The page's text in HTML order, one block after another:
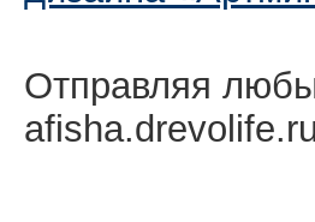
Отправляя